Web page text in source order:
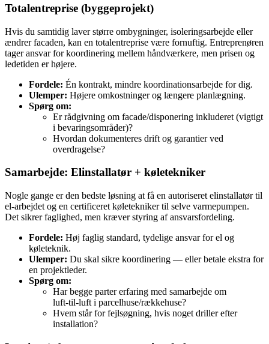
Totalentreprise (byggeprojekt)
Hvis du samtidig laver større ombygninger, isoleringsarbejde eller
ændrer facaden, kan en totalentreprise være fornuftig. Entreprenøren
tager ansvar for koordinering mellem håndværkere, men prisen og
ledetiden er højere.
Fordele: Én kontrakt, mindre koordinationsarbejde for dig.
Ulemper: Højere omkostninger og længere planlægning.
Spørg om:
Er rådgivning om facade/disponering inkluderet (vigtigt
i bevaringsområder)?
Hvordan dokumenteres drift og garantier ved
overdragelse?
Samarbejde: Elinstallatør + køletekniker
Nogle gange er den bedste løsning at få en autoriseret elinstallatør til
el‑arbejdet og en certificeret køletekniker til selve varmepumpen.
Det sikrer faglighed, men kræver styring af ansvarsfordeling.
Fordele: Høj faglig standard, tydelige ansvar for el og
køleteknik.
Ulemper: Du skal sikre koordinering — eller betale ekstra for
en projektleder.
Spørg om:
Har begge parter erfaring med samarbejde om
luft‑til‑luft i parcelhuse/rækkehuse?
Hvem står for fejlsøgning, hvis noget driller efter
installation?